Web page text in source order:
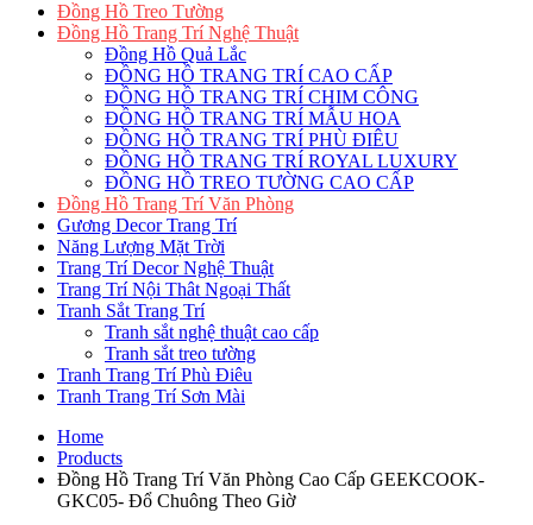
Đồng Hồ Treo Tường
Đồng Hồ Trang Trí Nghệ Thuật
Đồng Hồ Quả Lắc
ĐỒNG HỒ TRANG TRÍ CAO CẤP
ĐỒNG HỒ TRANG TRÍ CHIM CÔNG
ĐỒNG HỒ TRANG TRÍ MẪU HOA
ĐỒNG HỒ TRANG TRÍ PHÙ ĐIÊU
ĐỒNG HỒ TRANG TRÍ ROYAL LUXURY
ĐỒNG HỒ TREO TƯỜNG CAO CẤP
Đồng Hồ Trang Trí Văn Phòng
Gương Decor Trang Trí
Năng Lượng Mặt Trời
Trang Trí Decor Nghệ Thuật
Trang Trí Nội Thât Ngoại Thất
Tranh Sắt Trang Trí
Tranh sắt nghệ thuật cao cấp
Tranh sắt treo tường
Tranh Trang Trí Phù Điêu
Tranh Trang Trí Sơn Mài
Home
Products
Đồng Hồ Trang Trí Văn Phòng Cao Cấp GEEKCOOK-
GKC05- Đổ Chuông Theo Giờ